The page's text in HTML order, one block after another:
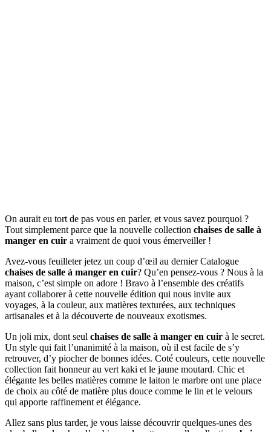
On aurait eu tort de pas vous en parler, et vous savez pourquoi ?
Tout simplement parce que la nouvelle collection chaises de salle à
manger en cuir a vraiment de quoi vous émerveiller !
Avez-vous feuilleter jetez un coup d’œil au dernier Catalogue
chaises de salle à manger en cuir? Qu’en pensez-vous ? Nous à la
maison, c’est simple on adore ! Bravo à l’ensemble des créatifs
ayant collaborer à cette nouvelle édition qui nous invite aux
voyages, à la couleur, aux matières texturées, aux techniques
artisanales et à la découverte de nouveaux exotismes.
Un joli mix, dont seul chaises de salle à manger en cuir à le secret.
Un style qui fait l’unanimité à la maison, où il est facile de s’y
retrouver, d’y piocher de bonnes idées. Coté couleurs, cette nouvelle
collection fait honneur au vert kaki et le jaune moutard. Chic et
élégante les belles matières comme le laiton le marbre ont une place
de choix au côté de matière plus douce comme le lin et le velours
qui apporte raffinement et élégance.
Allez sans plus tarder, je vous laisse découvrir quelques-unes des